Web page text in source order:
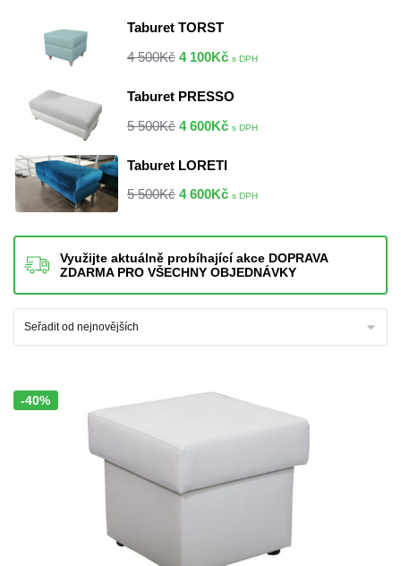
Taburet TORST
4 500Kč 4 100Kč s DPH
Taburet PRESSO
5 500Kč 4 600Kč s DPH
Taburet LORETI
5 500Kč 4 600Kč s DPH
Sleva!
-40%